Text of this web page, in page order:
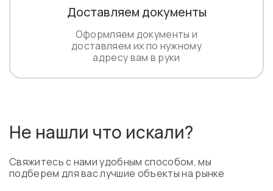
Доставляем документы
Оформляем документы и
доставляем их по нужному
адресу вам в руки
Не нашли что искали?
Свяжитесь с нами удобным способом, мы
подберем для вас лучшие объекты на рынке